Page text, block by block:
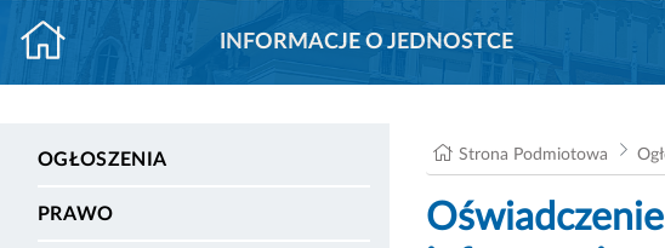
INFORMACJE O JEDNOSTCE
OGŁOSZENIA
PRAWO
Strona Podmiotowa